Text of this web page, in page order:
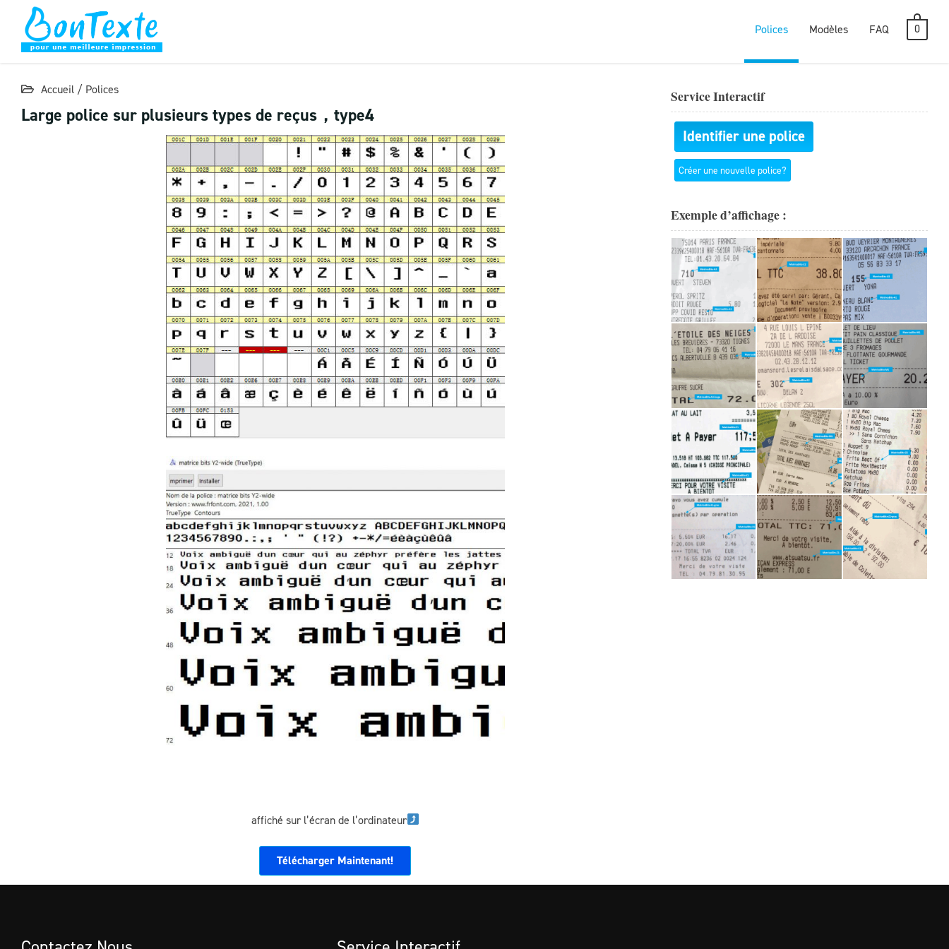
content
Polices Modèles FAQ 0
Accueil / Polices
Large police sur plusieurs types de reçus，type4
affiché sur l’écran de l’ordinateur
Télécharger Maintenant!
Service Interactif
Identifier une police
Créer une nouvelle police?
Exemple d’affichage :